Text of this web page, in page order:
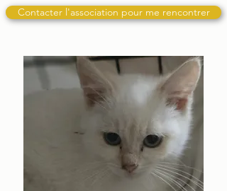
Contacter l'association pour me rencontrer